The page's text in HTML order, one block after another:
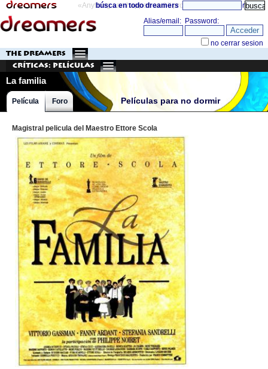
«Anything can happen and it probably will» directorio
búsca en todo dreamers
THE DREAMERS
Críticas: Películas
La familia
Películas para no dormir
Película Foro
Magistral pelicula del Maestro Ettore Scola